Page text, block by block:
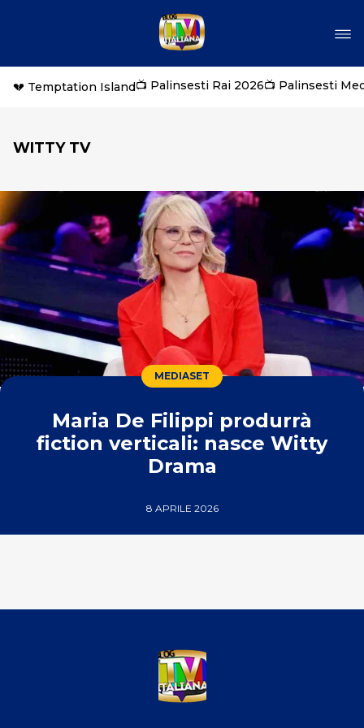
💔 Temptation Island📺 Palinsesti Rai 2026📺 Palinsesti
WITTY TV
MEDIASET
Maria De Filippi produrrà
fiction verticali: nasce Witty
Drama
8 APRILE 2026